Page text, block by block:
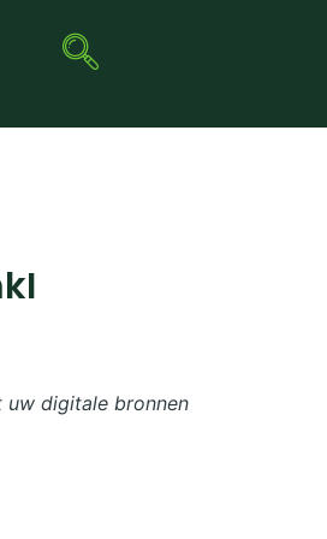
uw digitale bronnen